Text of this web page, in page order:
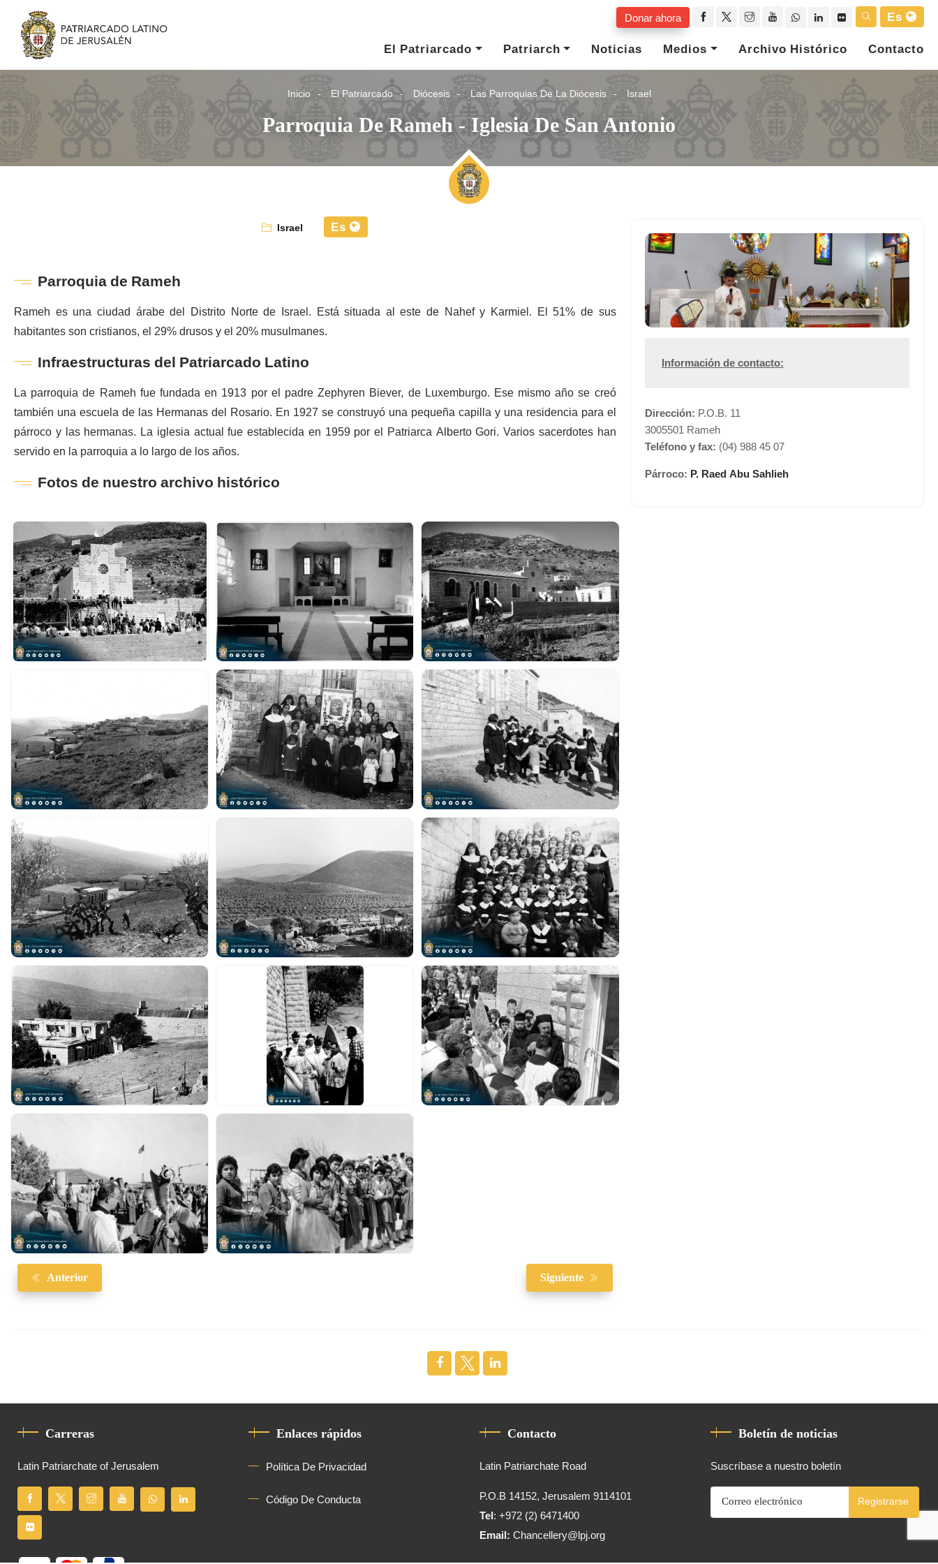
Donar ahora
Es
El Patriarcado
Patriarch Noticias Medios Archivo Histórico Contacto
Inicio El Patriarcado Diócesis Las Parroquias De La Diócesis Israel
Parroquia De Rameh - Iglesia De San Antonio
Israel Es
Parroquia de Rameh
Rameh es una ciudad árabe del Distrito Norte de Israel. Está situada al este de Nahef y Karmiel. El 51% de sus
habitantes son cristianos, el 29% drusos y el 20% musulmanes.
Infraestructuras del Patriarcado Latino
La parroquia de Rameh fue fundada en 1913 por el padre Zephyren Biever, de Luxemburgo. Ese mismo año se creó
también una escuela de las Hermanas del Rosario. En 1927 se construyó una pequeña capilla y una residencia para el
párroco y las hermanas. La iglesia actual fue establecida en 1959 por el Patriarca Alberto Gori. Varios sacerdotes han
servido en la parroquia a lo largo de los años.
Fotos de nuestro archivo histórico
Anterior Siguiente
Información de contacto:
Dirección:P.O.B. 11
3005501 Rameh
Teléfono y fax:(04) 988 45 07
Párroco:P. Raed Abu Sahlieh
Carreras
Latin Patriarchate of Jerusalem
Enlaces rápidos
Política De Privacidad
Código De Conducta
Contacto
Latin Patriarchate Road
P.O.B 14152, Jerusalem 9114101
Tel: +972 (2) 6471400
Email:Chancellery@lpj.org
Boletín de noticias
Suscríbase a nuestro boletín
Registrarse